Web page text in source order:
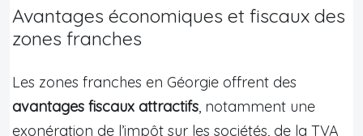
Avantages économiques et fiscaux des
zones franches
Les zones franches en Géorgie offrent des
avantages fiscaux attractifs, notamment une
exonération de l’impôt sur les sociétés, de la TVA